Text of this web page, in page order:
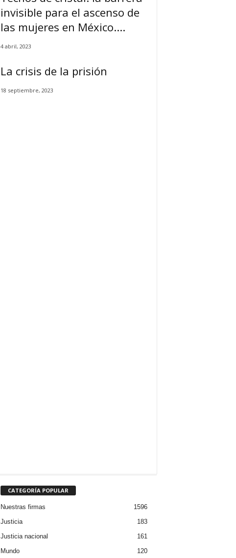
invisible para el ascenso de
las mujeres en México....
4 abril, 2023
La crisis de la prisión
18 septiembre, 2023
CATEGORÍA POPULAR
Nuestras firmas
1596
Justicia
183
Justicia nacional
161
Mundo
120